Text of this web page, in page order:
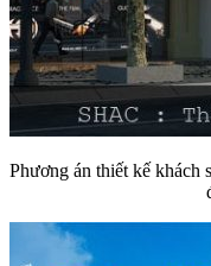
Phương án thiết kế khách